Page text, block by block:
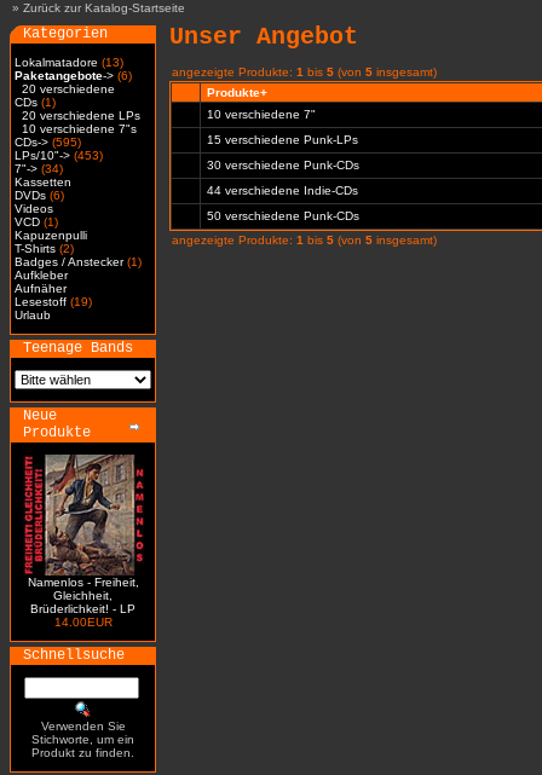
» Zurück zur Katalog-Startseite
Kategorien
Lokalmatadore (13)
Paketangebote-> (6)
20 verschiedene
CDs (1)
20 verschiedene LPs
10 verschiedene 7"s
CDs-> (595)
LPs/10"-> (453)
7"-> (34)
Kassetten
DVDs (6)
Videos
VCD (1)
Kapuzenpulli
T-Shirts (2)
Badges / Anstecker(1)
Aufkleber
Aufnäher
Lesestoff (19)
Urlaub
Teenage Bands
Neue
Produkte
Namenlos - Freiheit,
Gleichheit,
Brüderlichkeit! - LP
14.00EUR
Schnellsuche
Verwenden Sie
Stichworte, um ein
Produkt zu finden.
Unser Angebot
angezeigte Produkte: 1 bis 5 (von 5 insgesamt)
Produkte+
10 verschiedene 7"
15 verschiedene Punk-LPs
30 verschiedene Punk-CDs
44 verschiedene Indie-CDs
50 verschiedene Punk-CDs
angezeigte Produkte: 1 bis 5 (von 5 insgesamt)